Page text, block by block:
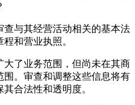
与其经营活动相关的基本法
和营业执照。
了业务范围，但尚未在其商
。审查和调整这些信息将有
合法性和透明度。